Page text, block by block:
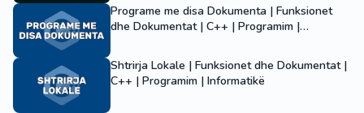
Programe me disa Dokumenta | Funksionet
dhe Dokumentat | C++ | Programim |
Shtrirja Lokale | Funksionet dhe Dokumentat |
C++ | Programim | Informatikë